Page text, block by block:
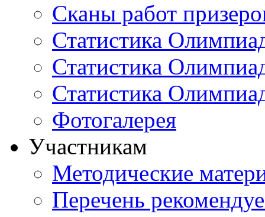
Сканы работ
Статистика
Статистика
Статистика
Фотогалерея
Участникам
Методические
Перечень